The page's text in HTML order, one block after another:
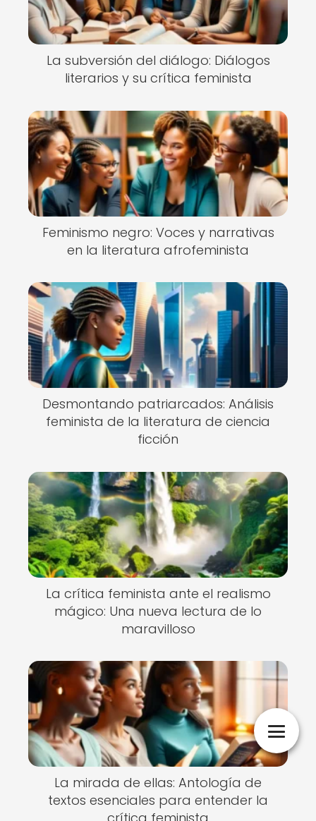
La subversión del diálogo: Diálogos
literarios y su crítica feminista
Feminismo negro: Voces y narrativas
en la literatura afrofeminista
Desmontando patriarcados: Análisis
feminista de la literatura de ciencia
ficción
La crítica feminista ante el realismo
mágico: Una nueva lectura de lo
maravilloso
La mirada de ellas: Antología de
textos esenciales para entender la